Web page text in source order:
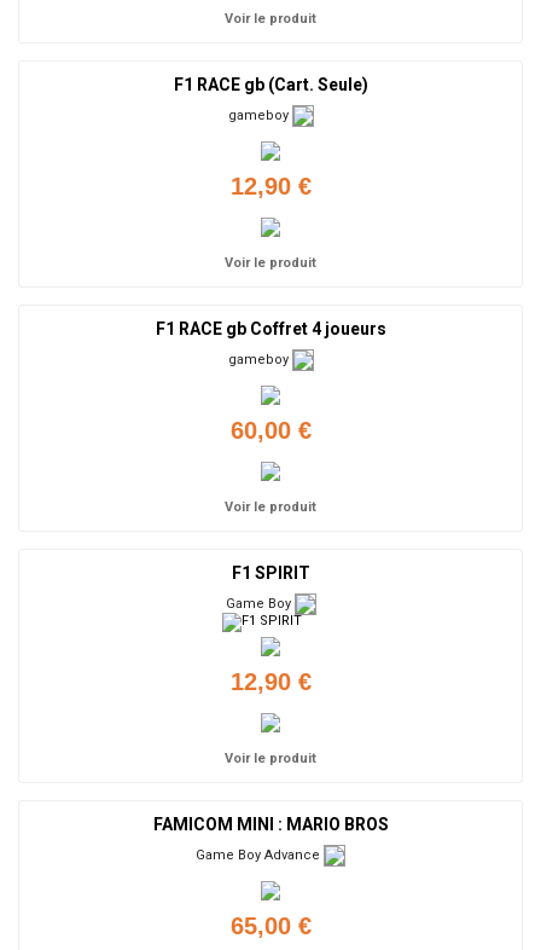
Voir le produit
F1 RACE gb (Cart. Seule)
gameboy
12,90 €
Voir le produit
F1 RACE gb Coffret 4 joueurs
gameboy
60,00 €
Voir le produit
F1 SPIRIT
Game Boy
12,90 €
Voir le produit
FAMICOM MINI : MARIO BROS
Game Boy Advance
65,00 €